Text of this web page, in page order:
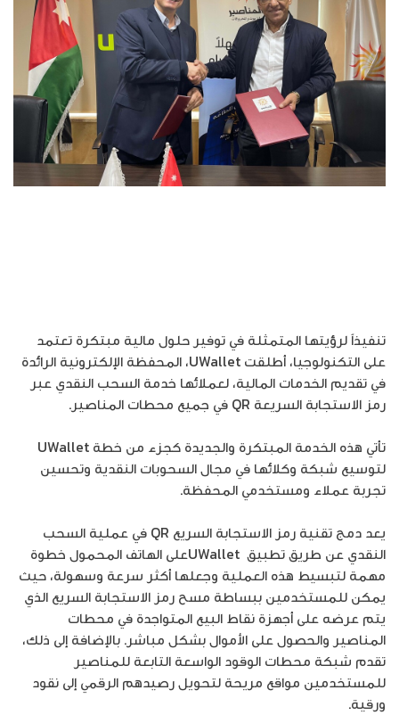
تنفيذاً لرؤيتها المتمثلة في توفير حلول مالية مبتكرة تعتمد
على التكنولوجيا، أطلقت UWallet، المحفظة الإلكترونية الرائدة
في تقديم الخدمات المالية، لعملائها خدمة السحب النقدي عبر
رمز الاستجابة السريعة QR في جميع محطات المناصير.
تأتي هذه الخدمة المبتكرة والجديدة كجزء من خطة UWallet
لتوسيع شبكة وكلائها في مجال السحوبات النقدية وتحسين
تجربة عملاء ومستخدمي المحفظة.
يعد دمج تقنية رمز الاستجابة السريع QR في عملية السحب
النقدي عن طريق تطبيق UWalletعلى الهاتف المحمول خطوة
مهمة لتبسيط هذه العملية وجعلها أكثر سرعة وسهولة، حيث
يمكن للمستخدمين ببساطة مسح رمز الاستجابة السريع الذي
يتم عرضه على أجهزة نقاط البيع المتواجدة في محطات
المناصير والحصول على الأموال بشكل مباشر. بالإضافة إلى ذلك،
تقدم شبكة محطات الوقود الواسعة التابعة للمناصير
للمستخدمين مواقع مريحة لتحويل رصيدهم الرقمي إلى نقود
ورقية.